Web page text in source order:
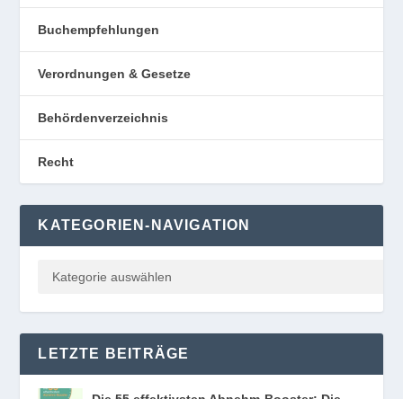
Buchempfehlungen
Verordnungen & Gesetze
Behördenverzeichnis
Recht
KATEGORIEN-NAVIGATION
LETZTE BEITRÄGE